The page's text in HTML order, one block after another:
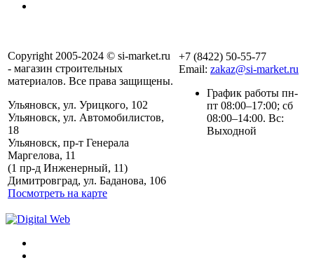
Copyright 2005-2024 © si-market.ru
- магазин строительных
материалов. Все права защищены.
Ульяновск, ул. Урицкого, 102
Ульяновск, ул. Автомобилистов,
18
Ульяновск, пр-т Генерала
Маргелова, 11
(1 пр-д Инженерный, 11)
Димитровград, ул. Баданова, 106
Посмотреть на карте
+7 (8422) 50-55-77
Email: zakaz@si-market.ru
График работы пн-
пт 08:00–17:00; сб
08:00–14:00. Вс:
Выходной